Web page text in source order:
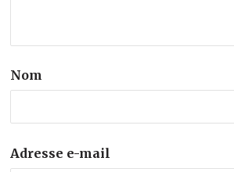
Nom
Adresse e-mail